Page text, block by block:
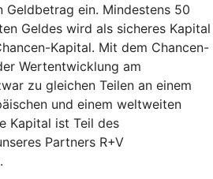
Geldbetrag ein. Mindestens 50
Geldes wird als sicheres Kapital
Kapital. Mit dem Chancen-
Wertentwicklung am
zu gleichen Teilen an einem
und einem weltweiten
Kapital ist Teil des
Partners R+V